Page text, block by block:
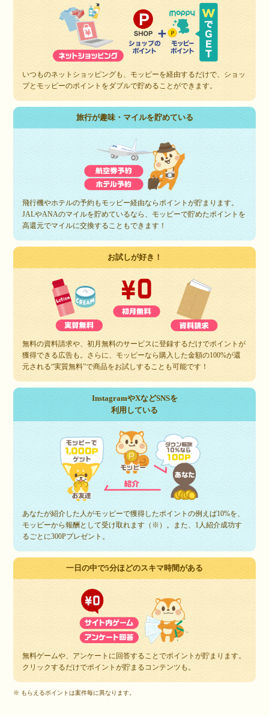
いつものネットショッピングも、モッピーを経由するだけで、ショッ
プとモッピーのポイントをダブルで貯めることができます。
旅行が趣味・マイルを貯めている
飛行機やホテルの予約もモッピー経由ならポイントが貯まります。
JALやANAのマイルを貯めているなら、モッピーで貯めたポイントを
高還元でマイルに交換することもできます！
お試しが好き！
無料の資料請求や、初月無料のサービスに登録するだけでポイントが
獲得できる広告も。さらに、モッピーなら購入した金額の100%が還
元される“実質無料”で商品をお試しすることも可能です！
InstagramやXなどSNSを
利用している
あなたが紹介した人がモッピーで獲得したポイントの例えば10%を、
モッピーから報酬として受け取れます（※）。また、1人紹介成功す
るごとに300Pプレゼント。
一日の中で5分ほどのスキマ時間がある
無料ゲームや、アンケートに回答することでポイントが貯まります。
クリックするだけでポイントが貯まるコンテンツも。
※ もらえるポイントは案件毎に異なります。